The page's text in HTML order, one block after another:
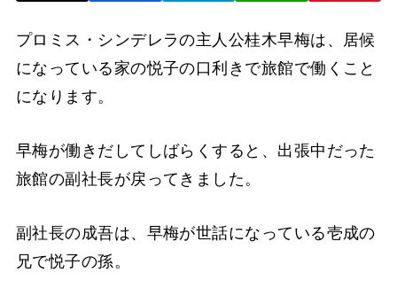
プロミス・シンデレラの主人公桂木早梅は、居候
になっている家の悦子の口利きで旅館で働くこと
になります。
早梅が働きだしてしばらくすると、出張中だった
旅館の副社長が戻ってきました。
副社長の成吾は、早梅が世話になっている壱成の
兄で悦子の孫。